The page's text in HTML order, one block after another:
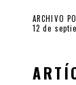
ARCHIVO
12 de